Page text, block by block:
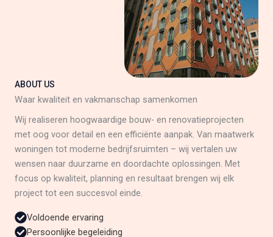
ABOUT US
Waar kwaliteit en vakmanschap samenkomen
Wij realiseren hoogwaardige bouw- en renovatieprojecten
met oog voor detail en een efficiënte aanpak. Van maatwerk
woningen tot moderne bedrijfsruimten – wij vertalen uw
wensen naar duurzame en doordachte oplossingen. Met
focus op kwaliteit, planning en resultaat brengen wij elk
project tot een succesvol einde.
Voldoende ervaring
Persoonlijke begeleiding